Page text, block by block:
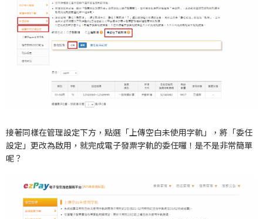
接著同樣在管理設定下方，點選「上傳空白未使用字軌」，將「委任
設定」更改為啟用，就完成電子發票字軌的委任囉！是不是非常簡單
呢？